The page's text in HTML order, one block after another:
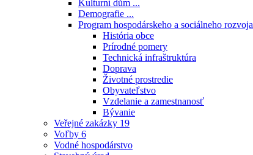
Kulturní dům ...
Demografie ...
Program hospodárskeho a sociálneho rozvoja
História obce
Prírodné pomery
Technická infraštruktúra
Doprava
Životné prostredie
Obyvateľstvo
Vzdelanie a zamestnanosť
Bývanie
Veřejné zakázky 19
Voľby 6
Vodné hospodárstvo